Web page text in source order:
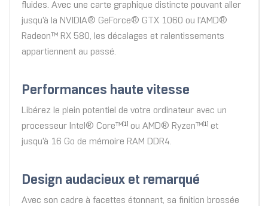
fluides. Avec une carte graphique distincte pouvant aller
jusqu'à la NVIDIA® GeForce® GTX 1060 ou l'AMD®
Radeon™ RX 580, les décalages et ralentissements
appartiennent au passé.
Performances haute vitesse
Libérez le plein potentiel de votre ordinateur avec un
processeur Intel® Core™ [1] ou AMD® Ryzen™ [1]
et
jusqu'à 16 Go de mémoire RAM DDR4.
Design audacieux et remarqué
Avec son cadre à facettes étonnant, sa finition brossée